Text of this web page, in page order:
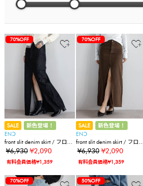
70%OFF
SALE
新色登場！
ENↃ
front slit denim skirt / フロン
トスリットデニムスカート
¥6,930 ¥2,090
有料会員価格¥1,359
70%OFF
SALE
新色登場！
ENↃ
front slit denim skirt / フロン
トスリットデニムスカート
¥6,930 ¥2,090
有料会員価格¥1,359
70%OFF 50%OFF